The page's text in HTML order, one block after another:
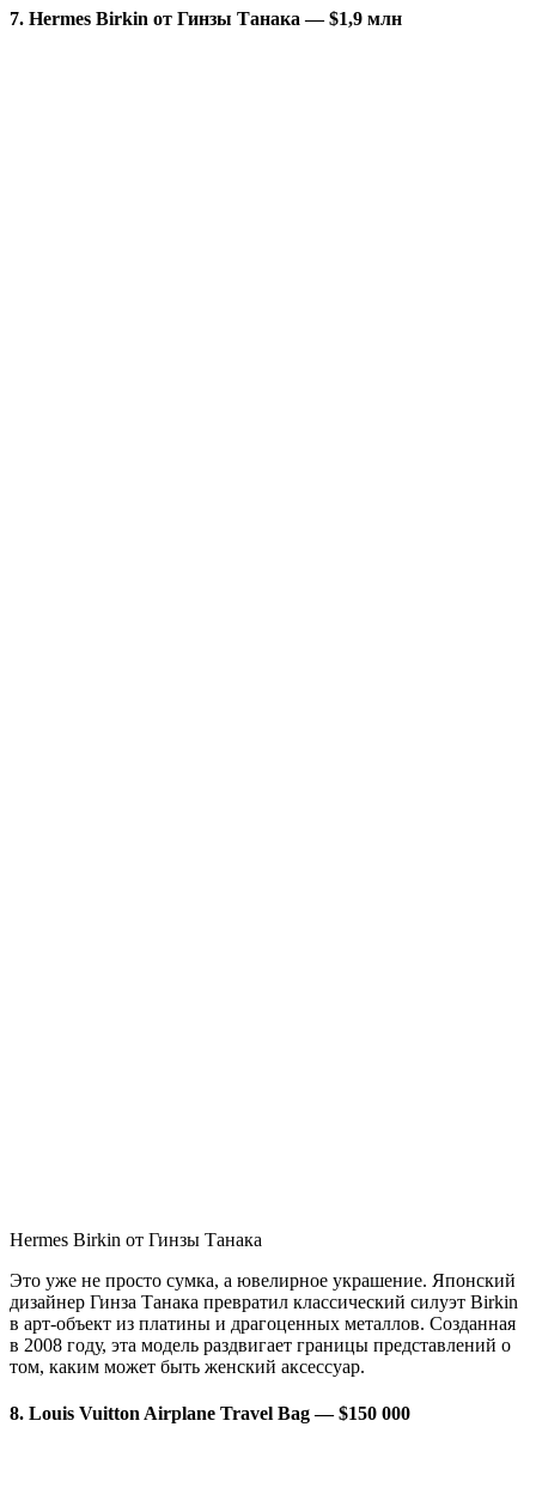
7. Hermes Birkin от Гинзы Танака — $1,9 млн
Hermes Birkin от Гинзы Танака
Это уже не просто сумка, а ювелирное украшение. Японский
дизайнер Гинза Танака превратил классический силуэт Birkin
в арт-объект из платины и драгоценных металлов. Созданная
в 2008 году, эта модель раздвигает границы представлений о
том, каким может быть женский аксессуар.
8. Louis Vuitton Airplane Travel Bag — $150 000